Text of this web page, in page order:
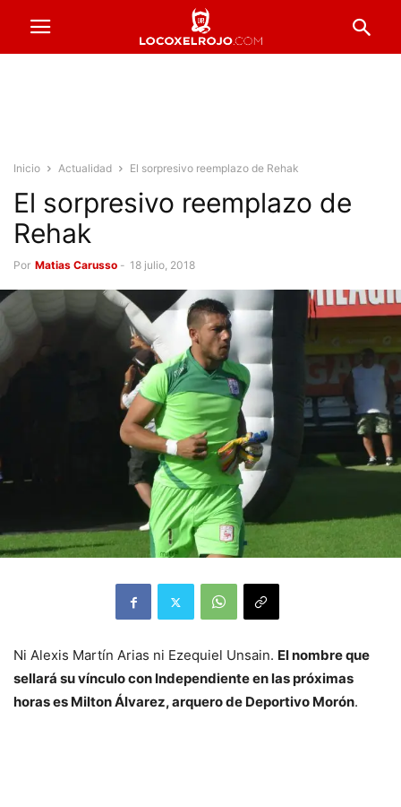
Inicio Actualidad El sorpresivo reemplazo de Rehak
El sorpresivo reemplazo de
Rehak
Por Matias Carusso - 18 julio, 2018
Ni Alexis Martín Arias ni Ezequiel Unsain. El nombre que
sellará su vínculo con Independiente en las próximas
horas es Milton Álvarez, arquero de Deportivo Morón.